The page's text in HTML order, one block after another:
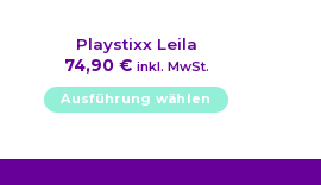
Playstixx Leila
74,90 € inkl. MwSt.
Ausführung wählen